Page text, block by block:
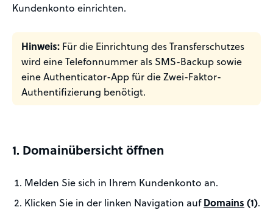
Kundenkonto einrichten.
Hinweis: Für die Einrichtung des Transferschutzes
wird eine Telefonnummer als SMS-Backup sowie
eine Authenticator-App für die Zwei-Faktor-
Authentifizierung benötigt.
1. Domainübersicht öffnen
Melden Sie sich in Ihrem Kundenkonto an.
Klicken Sie in der linken Navigation aufDomains (1).